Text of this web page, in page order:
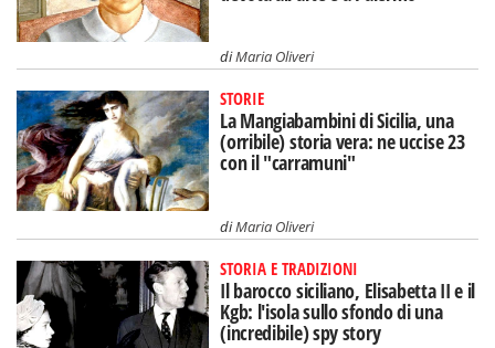
diMaria Oliveri
STORIE
La Mangiabambini di Sicilia, una
(orribile) storia vera: ne uccise 23
con il "carramuni"
diMaria Oliveri
STORIA E TRADIZIONI
Il barocco siciliano, Elisabetta II e il
Kgb: l'isola sullo sfondo di una
(incredibile) spy story